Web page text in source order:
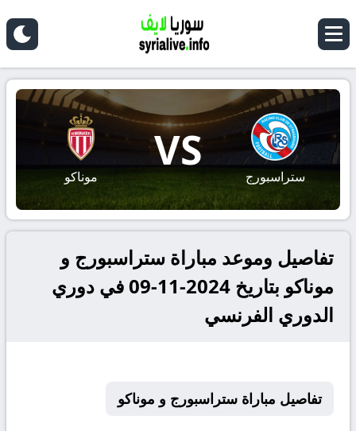
ستراسبورج
VS
موناكو
تفاصيل وموعد مباراة ستراسبورج و
موناكو بتاريخ 2024-11-09 في دوري
الدوري الفرنسي
تفاصيل مباراة ستراسبورج و موناكو